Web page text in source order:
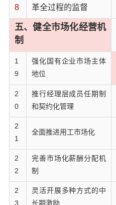
8
革全过程的监督
五、健全市场化经营机
制
1
9
强化国有企业市场主体
地位
2
0
推行经理层成员任期制
和契约化管理
2
1
全面推进用工市场化
2
2
完善市场化薪酬分配机
制
2
3
灵活开展多种方式的中
长期激励